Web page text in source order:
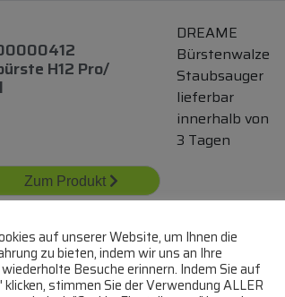
H12 Pro/
DREAME
Bürstenwalze
Staubsauger
lieferbar
innerhalb von
3 Tagen
Zum Produkt
BISSELL
auf unserer Website, um Ihnen die
zu bieten, indem wir uns an Ihre
Besuche erinnern. Indem Sie auf
stimmen Sie der Verwendung ALLER